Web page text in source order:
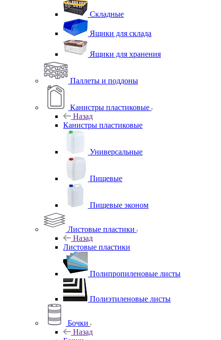
Складные
Ящики для склада
Ящики для хранения
Паллеты и поддоны
Канистры пластиковые
Назад
Канистры пластиковые
Универсальные
Пищевые
Пищевые эконом
Листовые пластики
Назад
Листовые пластики
Полипропиленовые листы
Полиэтиленовые листы
Бочки
Назад